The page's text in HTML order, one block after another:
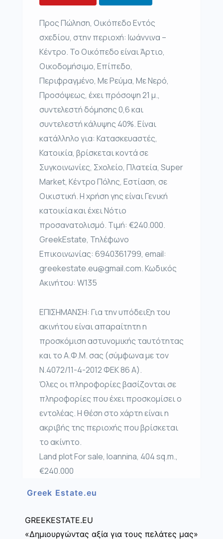
Προς Πώληση, Οικόπεδο Εντός
σχεδίου, στην περιοχή: Ιωάννινα –
Κέντρο. Το Οικόπεδο είναι Άρτιο,
Οικοδομήσιμο, Επίπεδο,
Περιφραγμένο, Με Ρεύμα, Με Νερό,
Προσόψεως, έχει πρόσοψη 21 μ.,
συντελεστή δόμησης 0,6 και
συντελεστή κάλυψης 40%. Είναι
κατάλληλο για: Κατασκευαστές,
Κατοικία, βρίσκεται κοντά σε
Συγκοινωνίες, Σχολείο, Πλατεία, Super
Market, Κέντρο Πόλης, Εστίαση, σε
Οικιστική. Η χρήση γης είναι Γενική
κατοικία και έχει Νότιο
προσανατολισμό. Τιμή: €240.000.
GreekEstate, Τηλέφωνο
Επικοινωνίας: 6940361799, email:
greekestate.eu@gmail.com. Κωδικός
Ακινήτου: W135
ΕΠΙΣΗΜΑΝΣΗ: Για την υπόδειξη του
ακινήτου είναι απαραίτητη η
προσκόμιση αστυνομικής ταυτότητας
και το Α.Φ.Μ. σας (σύμφωνα με τον
Ν.4072/11-4-2012 ΦΕΚ 86 Α).
Όλες οι πληροφορίες βασίζονται σε
πληροφορίες που έχει προσκομίσει ο
εντολέας. Η θέση στο χάρτη είναι η
ακριβής της περιοχής που βρίσκεται
το ακίνητο.
Land plot For sale, Ioannina, 404 sq.m.,
€240.000
Greek Estate.eu
GREEKESTATE.EU
«Δημιουργώντας αξία για τους πελάτες μας»